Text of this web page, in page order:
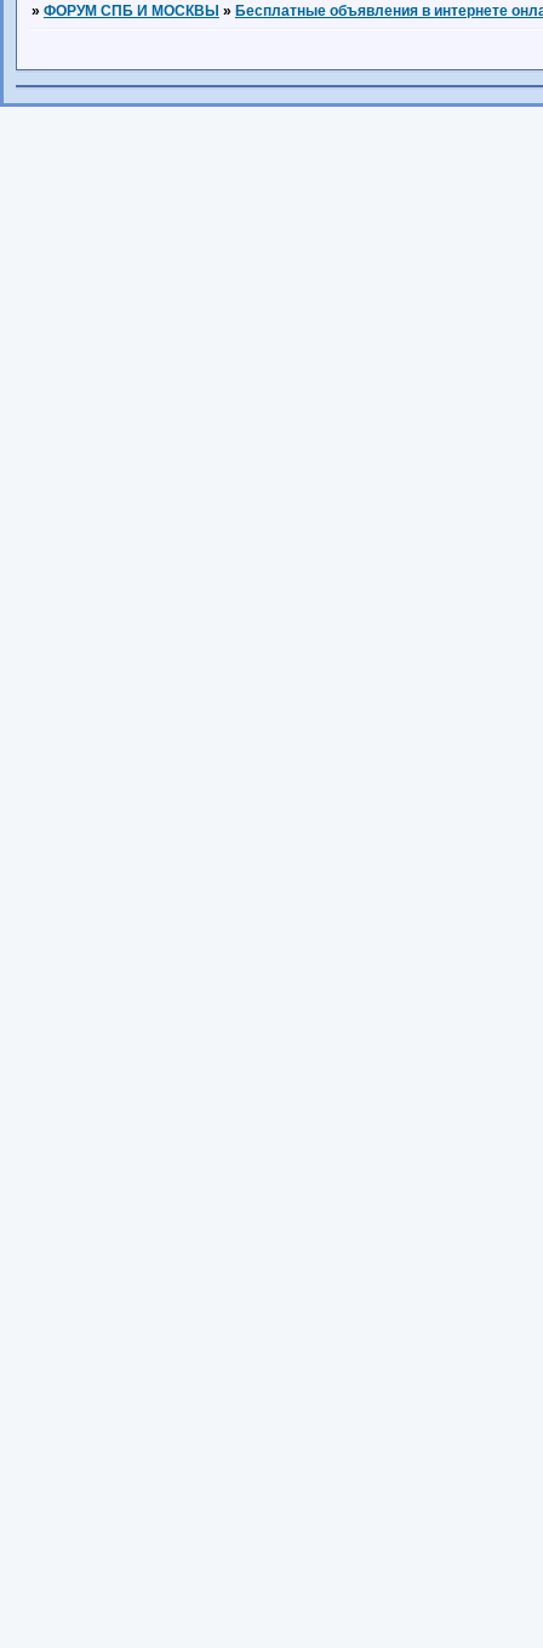
» ФОРУМ СПБ И МОСКВЫ » Бесплатные объявления в интернете